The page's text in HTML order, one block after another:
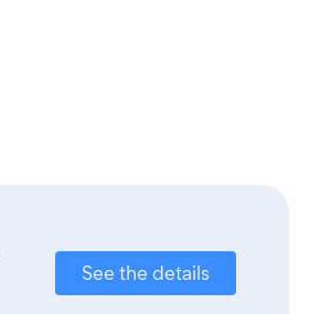
See the details